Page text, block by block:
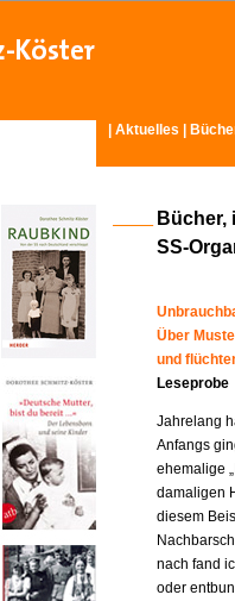
Aktuelles
Bücher,
SS-
Über
und
Leseprobe
Jahrelang
Anfangs
ehemalige
damaligen
diesem
nach fand
oder